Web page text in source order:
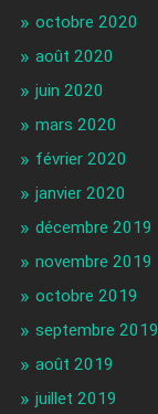
octobre 2020
août 2020
juin 2020
mars 2020
février 2020
janvier 2020
décembre 2019
novembre 2019
octobre 2019
septembre 2019
août 2019
juillet 2019